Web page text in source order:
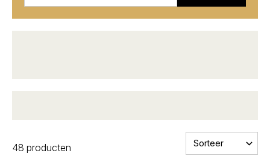
geleverd
48 producten